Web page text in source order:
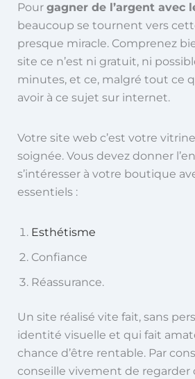
Pour gagner de l’argent avec
beaucoup se tournent vers
presque miracle. Comprenez
site ce n’est ni gratuit, ni
minutes, et ce, malgré tout ce
avoir à ce sujet sur internet.
Votre site web c’est votre
soignée. Vous devez donner
s’intéresser à votre boutique
essentiels :
Esthétisme
Confiance
Réassurance.
Un site réalisé vite fait, sans
identité visuelle et qui fait
chance d’être rentable. Par
conseille vivement de regarder